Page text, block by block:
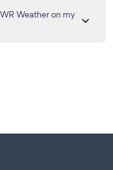
Weather on my